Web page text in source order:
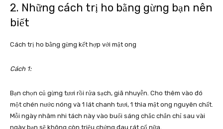
2. Những cách trị ho bằng gừng bạn nên
biết
Cách trị ho bằng gừng kết hợp với mật ong
Cách 1:
Bạn chọn củ gừng tươi rồi rửa sạch, giã nhuyễn. Cho thêm vào đó
một chén nước nóng và 1 lát chanh tươi, 1 thìa mật ong nguyên chất.
Mỗi ngày nhâm nhi tách này vào buổi sáng chắc chắn chỉ sau vài
ngày bạn sẽ không còn triệu chứng đau rát cổ nữa.